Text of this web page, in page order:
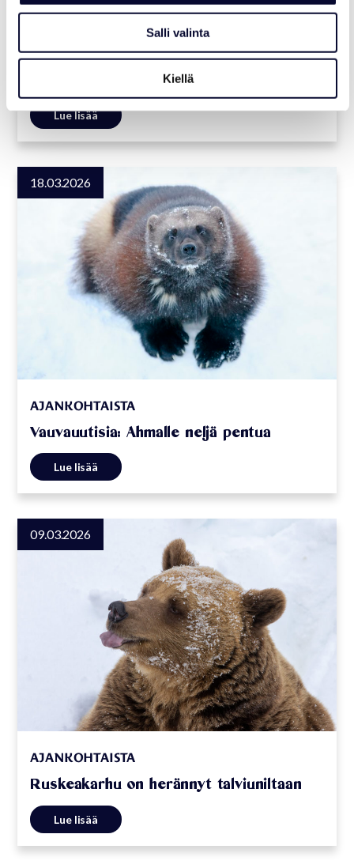
Salli valinta
Kiellä
AJANKOHTAISTA
Varaa kevään eläimellisin kokous
Lue lisää
18.03.2026
AJANKOHTAISTA
Vauvauutisia: Ahmalle neljä pentua
Lue lisää
09.03.2026
AJANKOHTAISTA
Ruskeakarhu on herännyt talviuniltaan
Lue lisää